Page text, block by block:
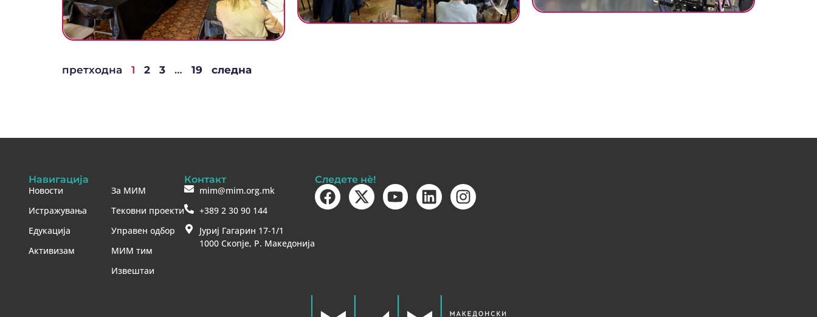
претходна 1 2 3 … 19 следна
Навигација
Новости
Истражувања
Едукација
Активизам
За МИМ
Тековни проекти
Управен одбор
МИМ тим
Извештаи
Контакт
mim@mim.org.mk
+389 2 30 90 144
Јуриј Гагарин 17-1/1
1000 Скопје, Р. Македонија
Следете нè!